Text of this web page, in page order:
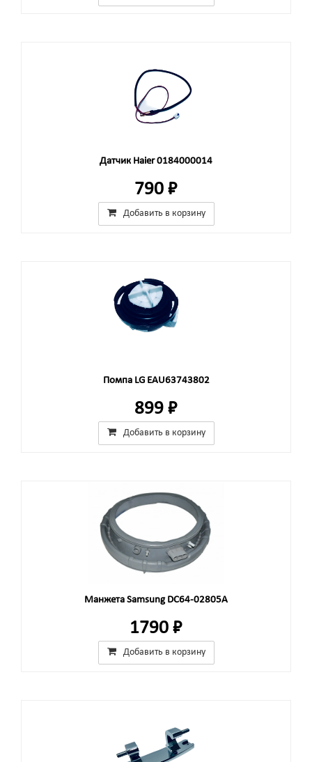
Датчик Haier 0184000014
790 ₽
Добавить в корзину
Помпа LG EAU63743802
899 ₽
Добавить в корзину
Манжета Samsung DC64-02805A
1790 ₽
Добавить в корзину